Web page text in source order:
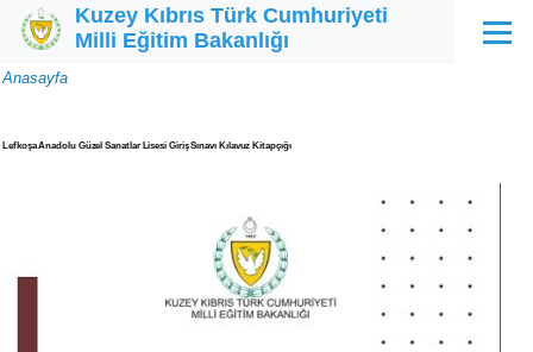
Ana içeriğe atla
Kuzey Kıbrıs Türk Cumhuriyeti
Milli Eğitim Bakanlığı
Menü
Sayfa
Anasayfa
Lefkoşa Anadolu Güzel Sanatlar Lisesi Giriş Sınavı Kılavuz Kitapçığı